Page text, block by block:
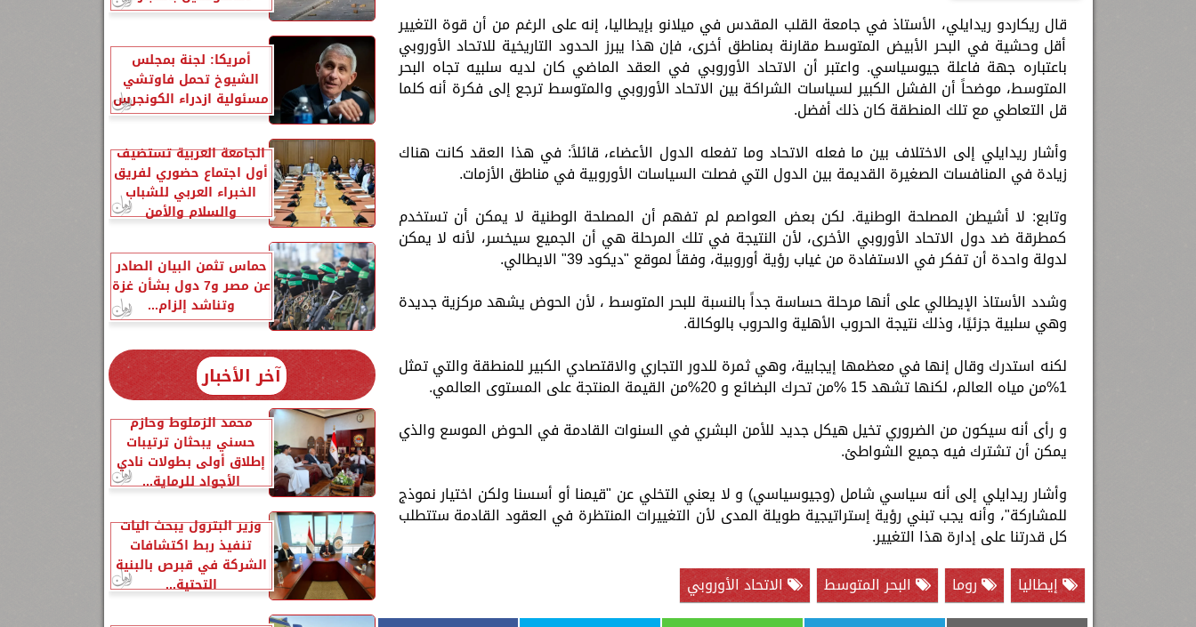
قال ريكاردو ريدايلي، الأستاذ في جامعة القلب المقدس في ميلانو بإيطاليا، إنه على الرغم من أن قوة التغيير
أقل وحشية في البحر الأبيض المتوسط ​​مقارنة بمناطق أخرى، فإن هذا يبرز الحدود التاريخية للاتحاد الأوروبي
باعتباره جهة فاعلة جيوسياسي. واعتبر أن الاتحاد الأوروبي في العقد الماضي كان لديه سلبيه تجاه البحر
المتوسط، موضحاً أن الفشل الكبير لسياسات الشراكة بين الاتحاد الأوروبي والمتوسط ترجع ​​إلى فكرة أنه كلما
قل التعاطي مع تلك المنطقة كان ذلك أفضل.
وأشار ريدايلي إلى الاختلاف بين ما فعله الاتحاد وما تفعله الدول الأعضاء، قائلاً: في هذا العقد كانت هناك
زيادة في المنافسات الصغيرة القديمة بين الدول التي فصلت السياسات الأوروبية في مناطق الأزمات.
وتابع: لا أشيطن المصلحة الوطنية. لكن بعض العواصم لم تفهم أن المصلحة الوطنية لا يمكن أن تستخدم
كمطرقة ضد دول الاتحاد الأوروبي الأخرى، لأن النتيجة في تلك المرحلة هي أن الجميع سيخسر، لأنه لا يمكن
لدولة واحدة أن تفكر في الاستفادة من غياب رؤية أوروبية، وفقاً لموقع "ديكود 39" الايطالي.
وشدد الأستاذ الإيطالي على أنها مرحلة حساسة جداً بالنسبة للبحر المتوسط ​، لأن الحوض يشهد مركزية جديدة
وهي سلبية جزئيًا، وذلك نتيجة الحروب الأهلية والحروب بالوكالة.
لكنه استدرك وقال إنها في معظمها إيجابية، وهي ثمرة للدور التجاري والاقتصادي الكبير للمنطقة والتي تمثل
1%من مياه العالم، لكنها تشهد 15 %من تحرك البضائع و 20%من القيمة المنتجة على المستوى العالمي.
و رأى أنه سيكون من الضروري تخيل هيكل جديد للأمن البشري في السنوات القادمة في الحوض الموسع والذي
يمكن أن تشترك فيه جميع الشواطئ.
وأشار ريدايلي إلى أنه سياسي شامل (وجيوسياسي) و لا يعني التخلي عن "قيمنا أو أسسنا ولكن اختيار نموذج
للمشاركة"، وأنه يجب تبني رؤية إستراتيجية طويلة المدى لأن التغييرات المنتظرة في العقود القادمة ستتطلب
كل قدرتنا على إدارة هذا التغيير.
إيطاليا
روما البحر المتوسط الاتحاد الأوروبي
أمريكا: لجنة بمجلس
الشيوخ تحمل فاوتشي
مسئولية ازدراء الكونجرس
الجامعة العربية تستضيف
أول اجتماع حضوري لفريق
الخبراء العربي للشباب
والسلام والأمن
حماس تثمن البيان الصادر
عن مصر و7 دول بشأن غزة
وتناشد إلزام...
آخر الأخبار
محمد الزملوط وحازم
حسني يبحثان ترتيبات
إطلاق أولى بطولات نادي
الأجواد للرماية...
وزير البترول يبحث آليات
تنفيذ ربط اكتشافات
الشركة في قبرص بالبنية
التحتية...